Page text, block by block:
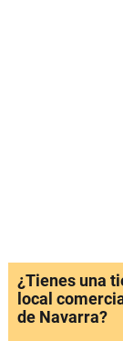
¿Tienes una
local
de Navarra?